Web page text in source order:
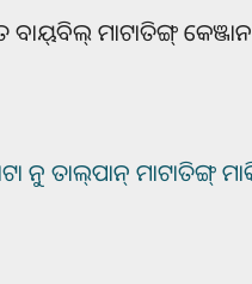
ମାଟାତିଙ୍ଗ୍
ନୁ ତାଲ୍‌ପାନ୍‌ ମାଟାତିଙ୍ଗ୍‌